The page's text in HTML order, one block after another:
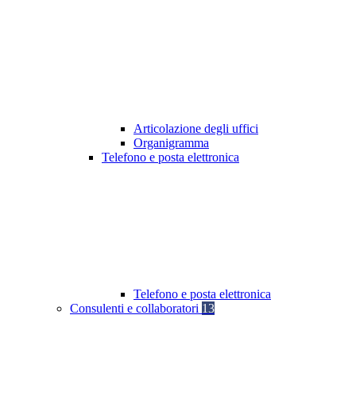
Articolazione degli uffici
Organigramma
Telefono e posta elettronica
Telefono e posta elettronica
Consulenti e collaboratori 13